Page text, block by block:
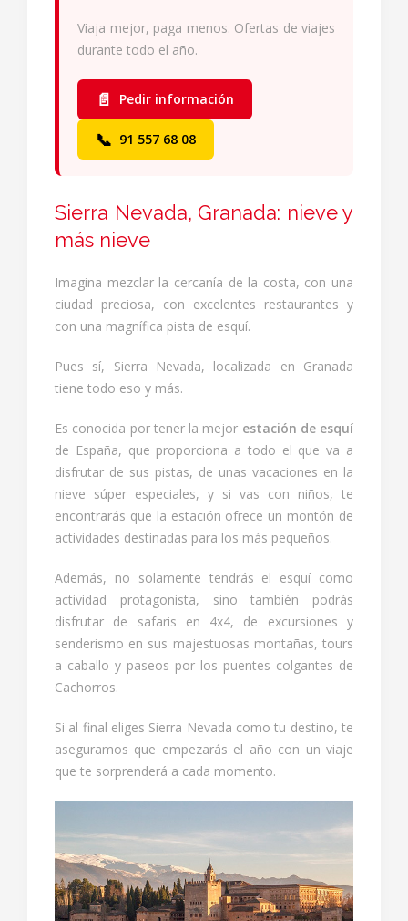
Viaja mejor, paga menos. Ofertas de viajes
durante todo el año.
📄 Pedir información
📞 91 557 68 08
Sierra Nevada, Granada: nieve y
más nieve
Imagina mezclar la cercanía de la costa, con una
ciudad preciosa, con excelentes restaurantes y
con una magnífica pista de esquí.
Pues sí, Sierra Nevada, localizada en Granada
tiene todo eso y más.
Es conocida por tener la mejor estación de esquí
de España, que proporciona a todo el que va a
disfrutar de sus pistas, de unas vacaciones en la
nieve súper especiales, y si vas con niños, te
encontrarás que la estación ofrece un montón de
actividades destinadas para los más pequeños.
Además, no solamente tendrás el esquí como
actividad protagonista, sino también podrás
disfrutar de safaris en 4x4, de excursiones y
senderismo en sus majestuosas montañas, tours
a caballo y paseos por los puentes colgantes de
Cachorros.
Si al final eliges Sierra Nevada como tu destino, te
aseguramos que empezarás el año con un viaje
que te sorprenderá a cada momento.